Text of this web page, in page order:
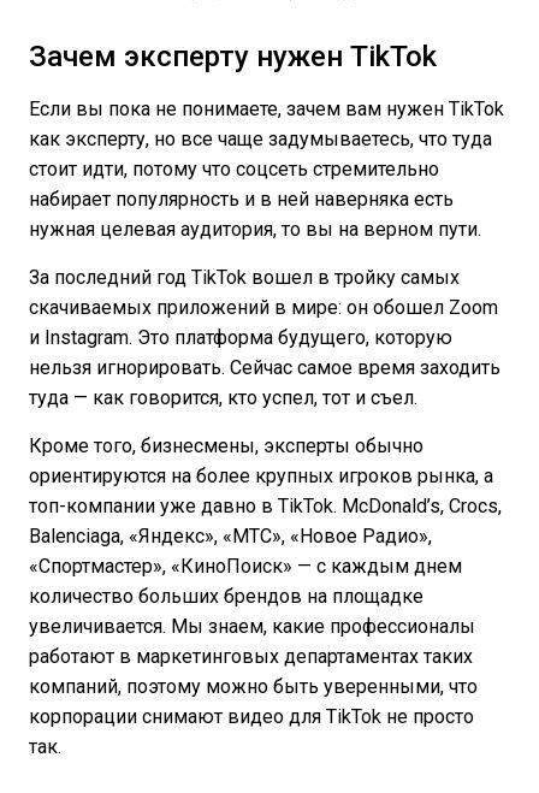
Зачем эксперту нужен TikTok
Если вы пока не понимаете, зачем вам нужен TikTok
как эксперту, но все чаще задумываетесь, что туда
стоит идти, потому что соцсеть стремительно
набирает популярность и в ней наверняка есть
нужная целевая аудитория, то вы на верном пути.
За последний год TikTok вошел в тройку самых
скачиваемых приложений в мире: он обошел Zoom
и Instagram. Это платформа будущего, которую
нельзя игнорировать. Сейчас самое время заходить
туда — как говорится, кто успел, тот и съел.
Кроме того, бизнесмены, эксперты обычно
ориентируются на более крупных игроков рынка, а
топ-компании уже давно в TikTok. McDonald’s, Crocs,
Balenciaga, «Яндекс», «МТС», «Новое Радио»,
«Спортмастер», «КиноПоиск» — с каждым днем
количество больших брендов на площадке
увеличивается. Мы знаем, какие профессионалы
работают в маркетинговых департаментах таких
компаний, поэтому можно быть уверенными, что
корпорации снимают видео для TikTok не просто
так.